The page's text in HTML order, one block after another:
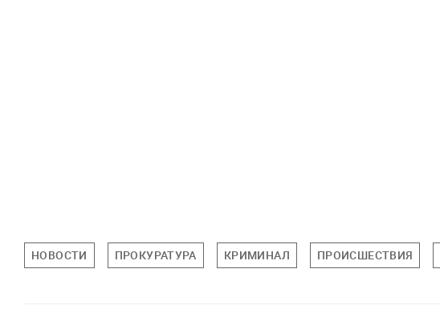
НОВОСТИ ПРОКУРАТУРА КРИМИНАЛ ПРОИСШЕСТВИЯ